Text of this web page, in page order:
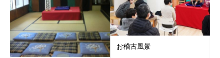
お稽古風景